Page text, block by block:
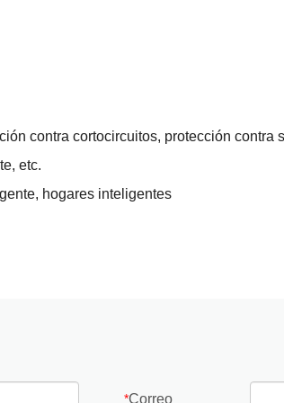
contra cortocircuitos, protección contra
etc.
hogares inteligentes
*Correo